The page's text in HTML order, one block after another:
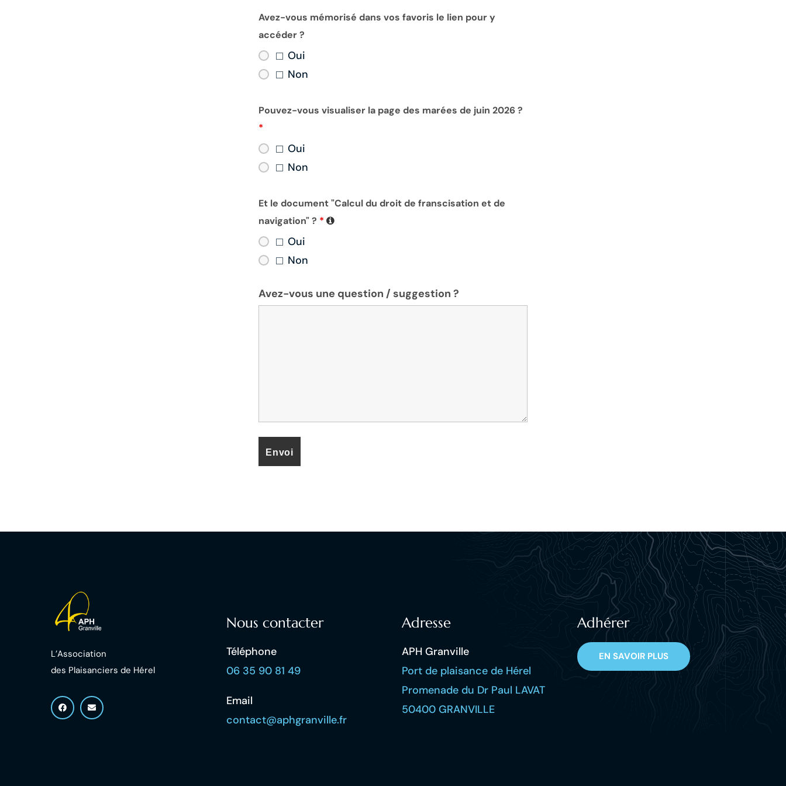
Avez-vous mémorisé dans vos favoris le lien pour y
accéder ?
Oui
Non
Pouvez-vous visualiser la page des marées de juin 2026 ?
*
Oui
Non
Et le document "Calcul du droit de franscisation et de
navigation" ? *
Oui
Non
Avez-vous une question / suggestion ?
L’Association
des Plaisanciers de Hérel
Nous contacter
Téléphone
06 35 90 81 49
Email
contact@aphgranville.fr
Adresse
APH Granville
Port de plaisance de Hérel
Promenade du Dr Paul LAVAT
50400 GRANVILLE
Adhérer
EN SAVOIR PLUS